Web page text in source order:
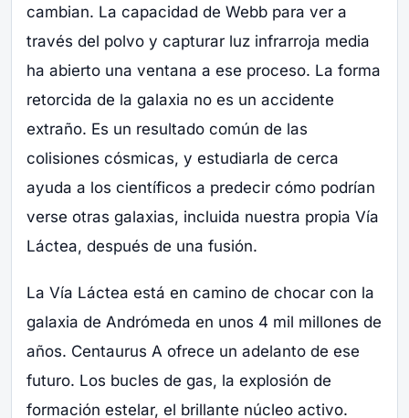
cambian. La capacidad de Webb para ver a
través del polvo y capturar luz infrarroja media
ha abierto una ventana a ese proceso. La forma
retorcida de la galaxia no es un accidente
extraño. Es un resultado común de las
colisiones cósmicas, y estudiarla de cerca
ayuda a los científicos a predecir cómo podrían
verse otras galaxias, incluida nuestra propia Vía
Láctea, después de una fusión.
La Vía Láctea está en camino de chocar con la
galaxia de Andrómeda en unos 4 mil millones de
años. Centaurus A ofrece un adelanto de ese
futuro. Los bucles de gas, la explosión de
formación estelar, el brillante núcleo activo.